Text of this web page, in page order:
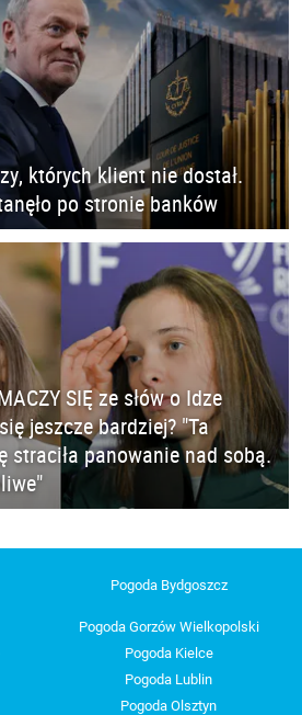
których klient nie dostał.
po stronie banków
SIĘ ze słów o Idze
jeszcze bardziej? "Ta
straciła panowanie nad sobą.
Pogoda Bydgoszcz
Pogoda Gorzów Wielkopolski
Pogoda Kielce
Pogoda Lublin
Pogoda Olsztyn